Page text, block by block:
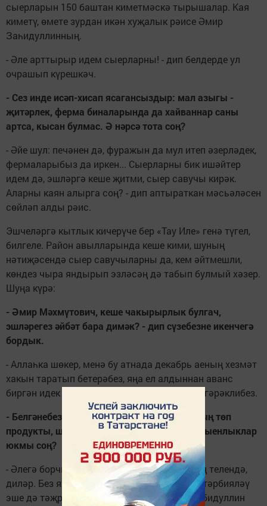
сыерларын 150 баштан киметмәскә тырышалар. Кая
киметү, өмете зурдан икән хуҗалык рәисе Әмир
Заһидуллинның.
- Әле арттырыр идем сыерларны! - дип белдерде ул
очрашып күрешкәч.
- Сез инде исәп-хисап ясагансыздыр: мал азыгы -
җитәрлек, ферма биналарында да хайваннар саны
артса, кысан булмас. Ә нәрсә тота соң?
- Әйе шул: печәнен дә, фуражын да мул итеп әзерләдек,
фермаларыбыз да иркен... Сыерларны бик ишәйтер
идем дә, эшләргә кеше җитми, сыер савучы кирәк.
Аларны каян алырга соң? - дип аптыраткан мәсьәләсен
сөйләп алды рәис.
Эшчеләргә кытлык кичерүче бер «Тау Иле» генә түгел,
билгеле. Район авылларында кеше кими, шуның
нәтиҗәсендә сыер савучыларны да, кем әйтмешли,
көндез чыра яндырып эзләсәң дә табып булмый хәзер.
Шуңа күрә:
- Әмир Мәхмүтович, кеше чакырыр­лык булгач,
эшләрегез әйбәт бара димәк? - дип сүзебезне икенчегә
бордык.
- Аллаһка шөкер, менә бу атнада декабрь аеның хезмәт
хакын таратып бетерәбез, яңа ел алдыннан аванс
биргән идек инде. Шулай итеп, 2014 елны түгәрәклибез.
- Белгәнебезчә, сыер сөте - хуҗалыгыгызның төп
продукты, шуны җитештерүдә һәм сатуда кыен­лыклар
юкмы соң?
- Әлегә борчылырга урын юк. Сөт - сыерның телендә,
диләр. Без яхшы ашатабыз һәм малларны тәрбияләү
эше дә тәҗрибәле ветврачыбыз Рөстәм Габидуллин